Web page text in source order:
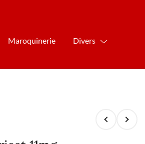
Maroquinerie Divers